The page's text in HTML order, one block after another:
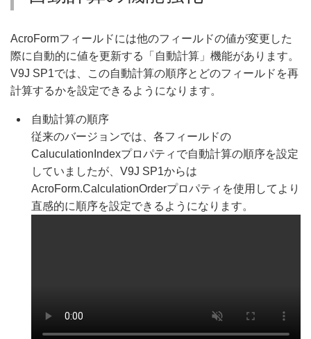
AcroFormフィールドには他のフィールドの値が変更した
際に自動的に値を更新する「自動計算」機能があります。
V9J SP1では、この自動計算の順序とどのフィールドを再
計算するかを設定できるようになります。
自動計算の順序
従来のバージョンでは、各フィールドの
CaluculationIndexプロパティで自動計算の順序を設定
していましたが、V9J SP1からは
AcroForm.CalculationOrderプロパティを使用してより
直感的に順序を設定できるようになります。